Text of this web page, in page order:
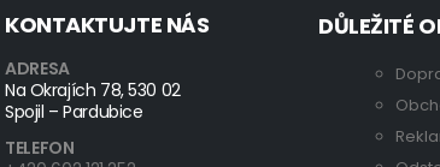
KONTAKTUJTE NÁS
ADRESA
Na Okrajích 78, 530 02
Spojil – Pardubice
TELEFON
DŮLEŽITÉ